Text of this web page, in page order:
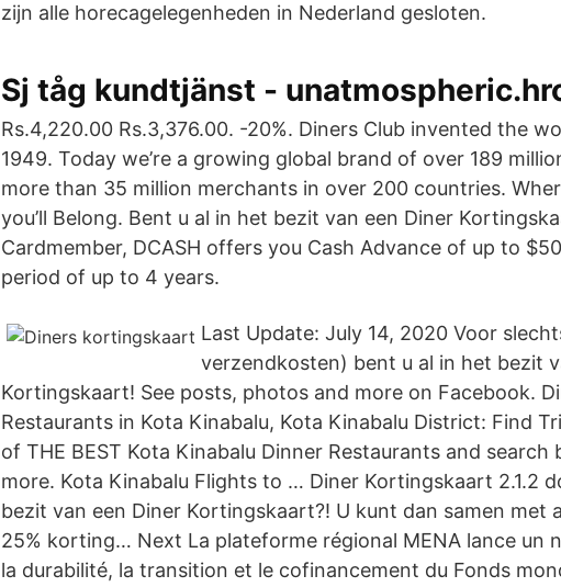
zijn alle horecagelegenheden in Nederland gesloten.
Sj tåg kundtjänst -
Rs.4,220.00 Rs.3,376.00. -20%. Diners Club invented the
1949. Today we’re a growing global brand of over 189
more than 35 million merchants in over 200 countries.
you’ll Belong. Bent u al in het bezit van een Diner
Cardmember, DCASH offers you Cash Advance of up to
period of up to 4 years.
Last Update: July 14, 2020 Voor
verzendkosten) bent u al in het bezit
Kortingskaart! See posts, photos and more on Facebook.
Restaurants in Kota Kinabalu, Kota Kinabalu District: Find
of THE BEST Kota Kinabalu Dinner Restaurants and
more. Kota Kinabalu Flights to … Diner Kortingskaart 2.1.2
bezit van een Diner Kortingskaart?! U kunt dan samen met
25% korting… Next La plateforme régional MENA lance un
la durabilité, la transition et le cofinancement du Fonds